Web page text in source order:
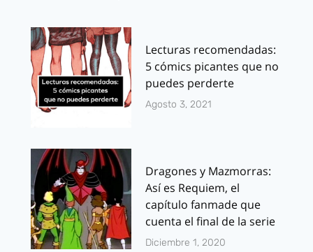
Lecturas recomendadas:
5 cómics picantes que no
puedes perderte
Agosto 3, 2021
Dragones y Mazmorras:
Así es Requiem, el
capítulo fanmade que
cuenta el final de la serie
Diciembre 1, 2020